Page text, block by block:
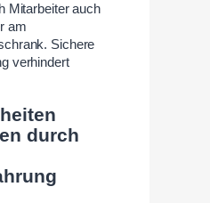
Mitarbeiter auch
am
Sichere
verhindert
durch